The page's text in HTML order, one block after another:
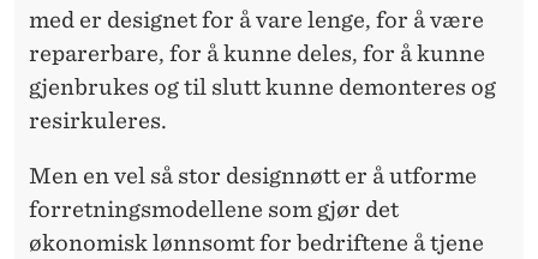
med er designet for å vare lenge, for å være
reparerbare, for å kunne deles, for å kunne
gjenbrukes og til slutt kunne demonteres og
resirkuleres.
Men en vel så stor designnøtt er å utforme
forretningsmodellene som gjør det
økonomisk lønnsomt for bedriftene å tjene